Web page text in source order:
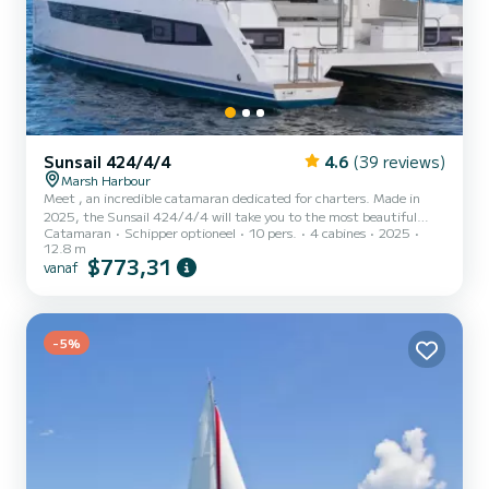
Sunsail 424/4/4 4.6 (39 reviews)
Marsh Harbour
Meet , an incredible catamaran dedicated for charters. Made in
2025, the Sunsail 424/4/4 will take you to the most beautiful
anchorages in Marsh Harbour. The boat has 4 cabins with all
comfort and a capacity of 10 people. With an overall length of 13
meters, it will be your best ally to spend an exceptional vacation on
met een Full batten mainsail en een Furling ge...
Catamaran Schipper optioneel 10 pers. 4 cabines
2025
12.8 m
vanaf $773,31
-5%